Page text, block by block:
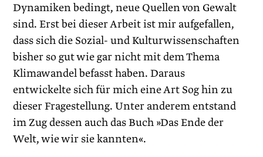
Dynamiken bedingt, neue Quellen von Gewalt
sind. Erst bei dieser Arbeit ist mir aufgefallen,
dass sich die Sozial- und Kulturwissenschaften
bisher so gut wie gar nicht mit dem Thema
Klimawandel befasst haben. Dar­aus
entwickelte sich für mich eine Art Sog hin zu
dieser Fragestellung. Unter anderem entstand
im Zug dessen auch das Buch »Das Ende der
Welt, wie wir sie kannten«.